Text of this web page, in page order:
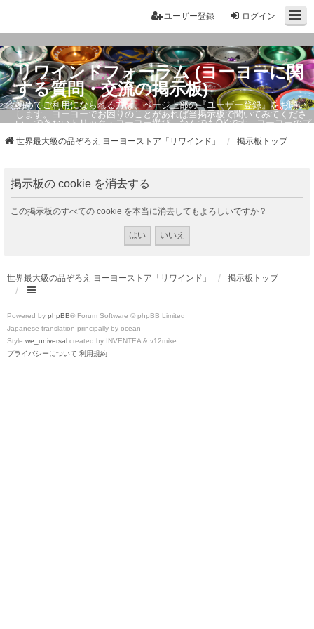
ログイン
ユーザー登録
リワインドフォーラム (ヨーヨーに関
する質問・交流の掲示板)
初めてご利用になられる方は、ページ上部の『ユーザー登録』をお願い
します。ヨーヨーでお困りのことがあれば当掲示板で聞いてみてくださ
い。できないトリック・ヨーヨー選び、なんでもOKです。ヨーヨーのプ
世界最大級の品ぞろえ ヨーヨーストア「リワインド」 掲示板トップ
掲示板の cookie を消去する
この掲示板のすべての cookie を本当に消去してもよろしいですか？
世界最大級の品ぞろえ ヨーヨーストア「リワインド」 掲示板トップ
Powered by phpBB® Forum Software © phpBB Limited
Japanese translation principally by ocean
Style we_universal created by INVENTEA & v12mike
プライバシーについて 利用規約